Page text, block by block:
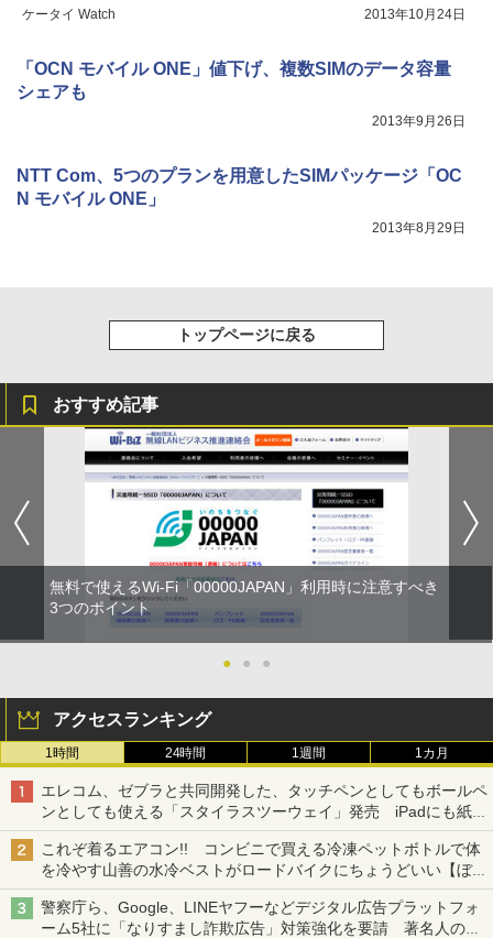
ケータイ Watch 2013年10月24日
「OCN モバイル ONE」値下げ、複数SIMのデータ容量
シェアも
2013年9月26日
NTT Com、5つのプランを用意したSIMパッケージ「OC
N モバイル ONE」
2013年8月29日
トップページに戻る
おすすめ記事
無料で使えるWi-Fi「00000JAPAN」利用時に注意すべき
3つのポイント
● ● ●
アクセスランキング
1時間 24時間 1週間 1カ月
エレコム、ゼブラと共同開発した、タッチペンとしてもボールペ
ンとしても使える「スタイラスツーウェイ」発売 iPadにも紙に
も、持ち替えずに書き込める
これぞ着るエアコン!! コンビニで買える冷凍ペットボトルで体
を冷やす山善の水冷ベストがロードバイクにちょうどいい【ぼっ
ち・ざ・ろーど！その14】【空いた時間でなにしてる？】
警察庁ら、Google、LINEヤフーなどデジタル広告プラットフォ
ーム5社に「なりすまし詐欺広告」対策強化を要請 著名人の写